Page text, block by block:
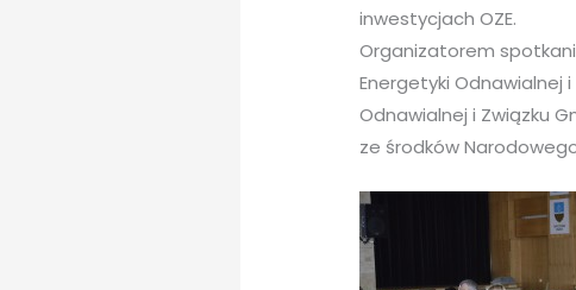
inwestycjach OZE.
Organizatorem
Energetyki Odnawialnej
Odnawialnej i Związku
ze środków